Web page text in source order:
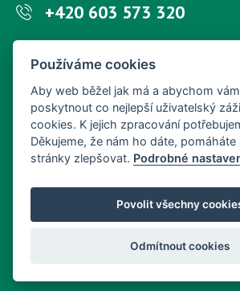
+420 603 573 320
petr.sonsky@centrum.cz
Copyright © Nový Web s.r.o. 2026
Používáme cookies
Aby web běžel jak má a abychom
poskytnout co nejlepší uživatelský
cookies. K jejich zpracování
Děkujeme, že nám ho dáte,
stránky zlepšovat. Podrobné
Povolit všechny
Odmítnout cookies